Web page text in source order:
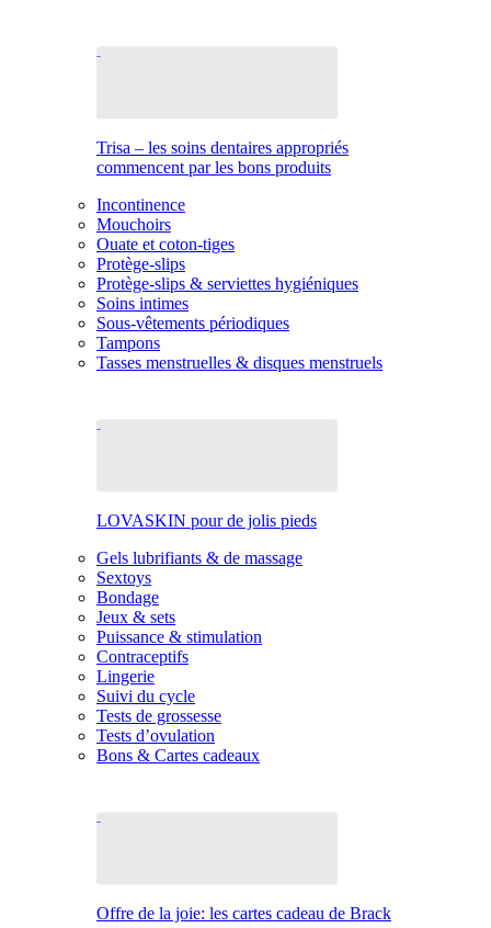
Trisa – les soins dentaires appropriés
commencent par les bons produits
Incontinence
Mouchoirs
Ouate et coton-tiges
Protège-slips
Protège-slips & serviettes hygiéniques
Soins intimes
Sous-vêtements périodiques
Tampons
Tasses menstruelles & disques menstruels
LOVASKIN pour de jolis pieds
Gels lubrifiants & de massage
Sextoys
Bondage
Jeux & sets
Puissance & stimulation
Contraceptifs
Lingerie
Suivi du cycle
Tests de grossesse
Tests d’ovulation
Bons & Cartes cadeaux
Offre de la joie: les cartes cadeau de Brack